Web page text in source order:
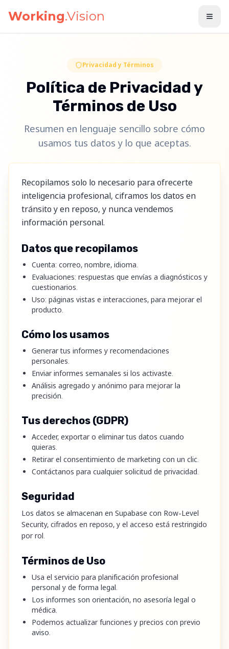
Working.Vision
Privacidad y Términos
Política de Privacidad y
Términos de Uso
Resumen en lenguaje sencillo sobre cómo
usamos tus datos y lo que aceptas.
Recopilamos solo lo necesario para ofrecerte
inteligencia profesional, ciframos los datos en
tránsito y en reposo, y nunca vendemos
información personal.
Datos que recopilamos
Cuenta: correo, nombre, idioma.
Evaluaciones: respuestas que envías a diagnósticos y
cuestionarios.
Uso: páginas vistas e interacciones, para mejorar el
producto.
Cómo los usamos
Generar tus informes y recomendaciones
personales.
Enviar informes semanales si los activaste.
Análisis agregado y anónimo para mejorar la
precisión.
Tus derechos (GDPR)
Acceder, exportar o eliminar tus datos cuando
quieras.
Retirar el consentimiento de marketing con un clic.
Contáctanos para cualquier solicitud de privacidad.
Seguridad
Los datos se almacenan en Supabase con Row-Level
Security, cifrados en reposo, y el acceso está restringido
por rol.
Términos de Uso
Usa el servicio para planificación profesional
personal y de forma legal.
Los informes son orientación, no asesoría legal o
médica.
Podemos actualizar funciones y precios con previo
aviso.